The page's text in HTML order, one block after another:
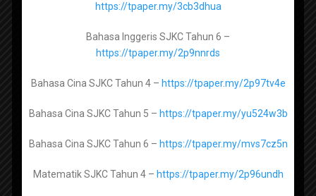
melalui whatsapp di
hubungi kami di whatsapp
Sebarang masalah, aduan, keperluan dan perkara
kami di emel helpdesk@sumberpendidikan.com
Penafian
https://tpaper.my/2p9efwcr
https://tpaper.my/2s4znw8b
Pendidikan Syariah Islamiah Tingkatan 4 -
https://tpaper.my/3cb3dhua
Bahasa Inggeris SJKC Tahun 6 –
https://tpaper.my/2p9nnrds
Bahasa Cina SJKC Tahun 4 – https://tpaper.my/2p97tv4e
Bahasa Cina SJKC Tahun 5 – https://tpaper.my/yu524w3b
Bahasa Cina SJKC Tahun 6 – https://tpaper.my/mvs7cz5n
Matematik SJKC Tahun 4 – https://tpaper.my/2p96undh